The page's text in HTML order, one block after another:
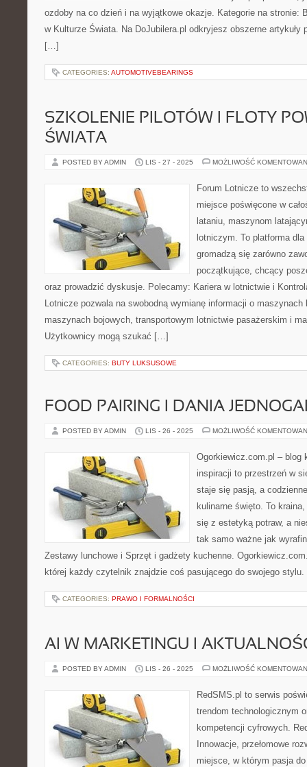
ozdoby na co dzień i na wyjątkowe okazje. Kategorie na stronie:
w Kulturze Świata. Na DoJubilera.pl odkryjesz obszerne artykuły
[…]
CATEGORIES: AUTOMOTIVEBEARINGS
SZKOLENIE PILOTÓW I FLOTY
ŚWIATA
POSTED BY ADMIN LIS - 27 - 2025 MOŻLIWOŚĆ
Forum Lotnicze to
miejsce poświęcone w
lataniu, maszynom
lotniczym. To platforma
gromadzą się zarówno
początkujące, chcący
oraz prowadzić dyskusje. Polecamy: Kariera w lotnictwie i
Lotnicze pozwala na swobodną wymianę informacji o
maszynach bojowych, transportowym lotnictwie pasażerskim i
Użytkownicy mogą szukać […]
CATEGORIES: BUTY LUKSUSOWE
FOOD PAIRING I DANIA
POSTED BY ADMIN LIS - 26 - 2025 MOŻLIWOŚĆ
Ogorkiewicz.com.pl – blog
inspiracji to przestrzeń w
staje się pasją, a
kulinarne święto. To
się z estetyką potraw, a
tak samo ważne jak
Zestawy lunchowe i Sprzęt i gadżety kuchenne.
której każdy czytelnik znajdzie coś pasującego do swojego
CATEGORIES: PRAWO I FORMALNOŚCI
AI W MARKETINGU I
POSTED BY ADMIN LIS - 26 - 2025 MOŻLIWOŚĆ
RedSMS.pl to serwis
trendom technologicznym
kompetencji cyfrowych.
Innowacje, przełomowe
miejsce, w którym pasja